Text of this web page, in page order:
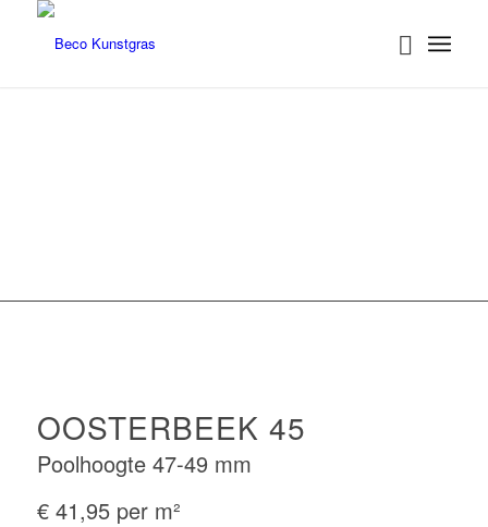
OOSTERBEEK 45
Poolhoogte 47-49 mm
€ 41,95 per m²